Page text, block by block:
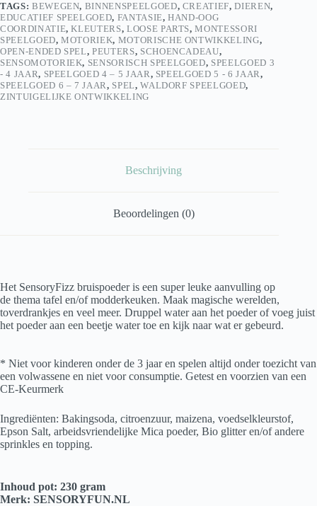
TAGS: BEWEGEN, BINNENSPEELGOED, CREATIEF,DIEREN,
EDUCATIEF SPEELGOED, FANTASIE,HAND-OOG
COORDINATIE,KLEUTERS, LOOSE PARTS,MONTESSORI
SPEELGOED,MOTORIEK, MOTORISCHE ONTWIKKELING,
OPEN-ENDED SPEL,PEUTERS, SCHOENCADEAU,
SENSOMOTORIEK, SENSORISCH SPEELGOED, SPEELGOED 3
- 4 JAAR, SPEELGOED 4 – 5 JAAR, SPEELGOED 5 - 6 JAAR,
SPEELGOED 6 – 7 JAAR, SPEL,WALDORF SPEELGOED,
ZINTUIGELIJKE ONTWIKKELING
Beschrijving
Beoordelingen (0)
Het SensoryFizz bruispoeder is een super leuke aanvulling op
de thema tafel en/of modderkeuken. Maak magische werelden,
toverdrankjes en veel meer. Druppel water aan het poeder of voeg juist
het poeder aan een beetje water toe en kijk naar wat er gebeurd.
* Niet voor kinderen onder de 3 jaar en spelen altijd onder toezicht van
een volwassene en niet voor consumptie. Getest en voorzien van een
CE-Keurmerk
Ingrediënten: Bakingsoda, citroenzuur, maizena, voedselkleurstof,
Epson Salt, arbeidsvriendelijke Mica poeder, Bio glitter en/of andere
sprinkles en topping.
Inhoud pot: 230 gram
​Merk: SENSORYFUN.NL